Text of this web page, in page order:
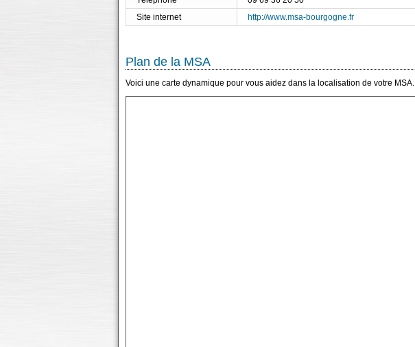
Site internet
http://www.msa-bourgogne.fr
Plan de la MSA
Voici une carte dynamique pour vous aidez dans la localisation de votre MSA.